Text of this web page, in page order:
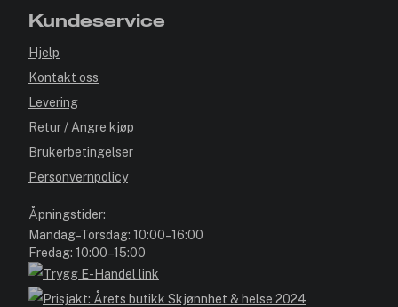
Kundeservice
Hjelp
Kontakt oss
Levering
Retur / Angre kjøp
Brukerbetingelser
Personvernpolicy
Åpningstider:
Mandag–Torsdag: 10:00–16:00
Fredag: 10:00–15:00